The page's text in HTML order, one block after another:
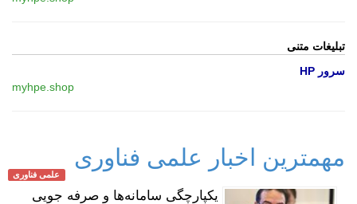
تبلیغات متنی
سرور HP
myhpe.shop
مهمترین اخبار علمی فناوری
علمی فناوری
یکپارچگی سامانه‌ها و صرفه جویی